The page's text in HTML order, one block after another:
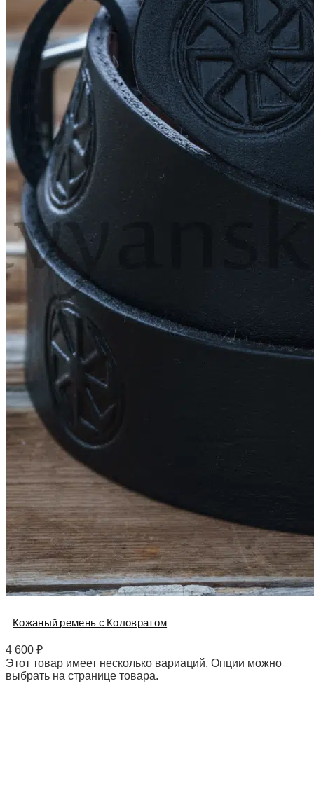
Кожаный ремень с Коловратом
4 600 ₽
Этот товар имеет несколько вариаций. Опции можно
выбрать на странице товара.